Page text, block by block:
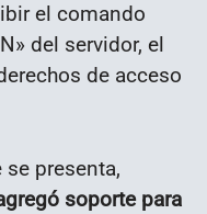
el comando
del servidor, el
de acceso
presenta,
soporte para